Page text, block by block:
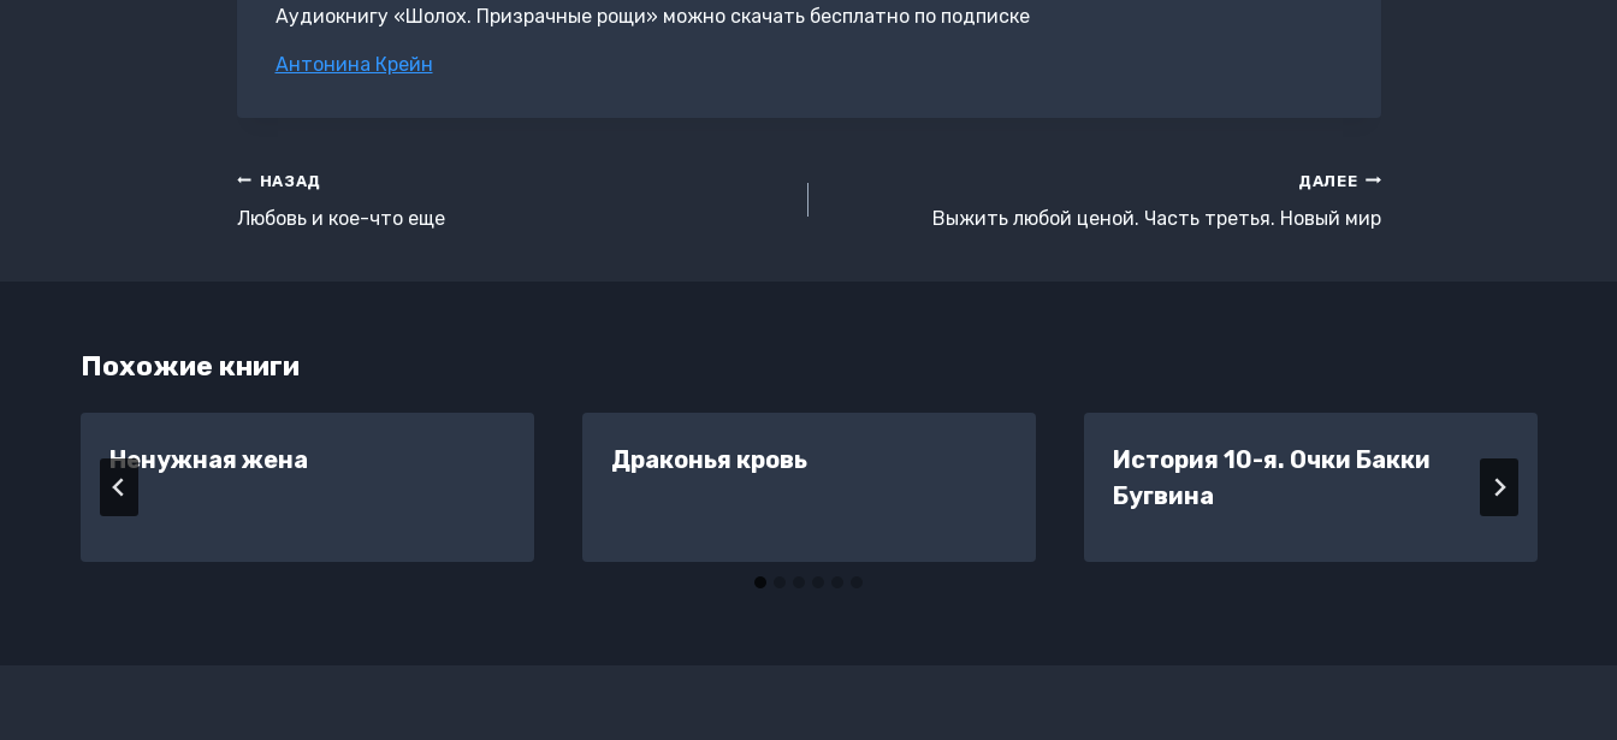
Аудиокнигу «Шолох. Призрачные рощи» можно скачать бесплатно по подписке
Метки
Антонина Крейн
Навигация
по
НАЗАД
Любовь и кое-что еще
ДАЛЕЕ
Выжить любой ценой. Часть третья. Новый мир
Похожие книги
Ненужная жена Драконья кровь
История 10-я. Очки Бакки
Бугвина